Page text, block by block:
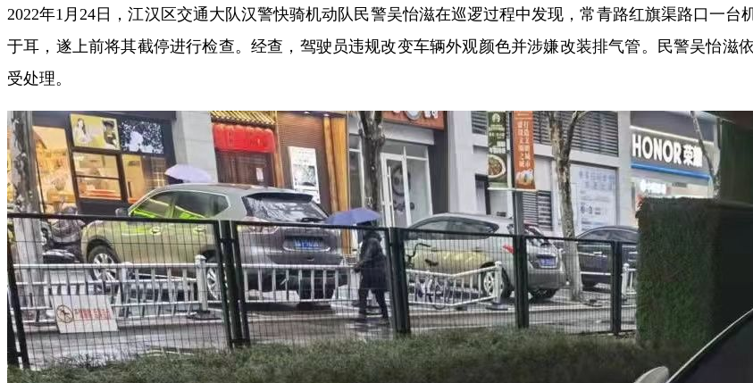
2022年1月24日，江汉区交通大队汉警快骑机动队民警吴怡滋在巡逻过程中发现，常青路红旗渠路口一
于耳，遂上前将其截停进行检查。经查，驾驶员违规改变车辆外观颜色并涉嫌改装排气管。民警吴怡滋
受处理。